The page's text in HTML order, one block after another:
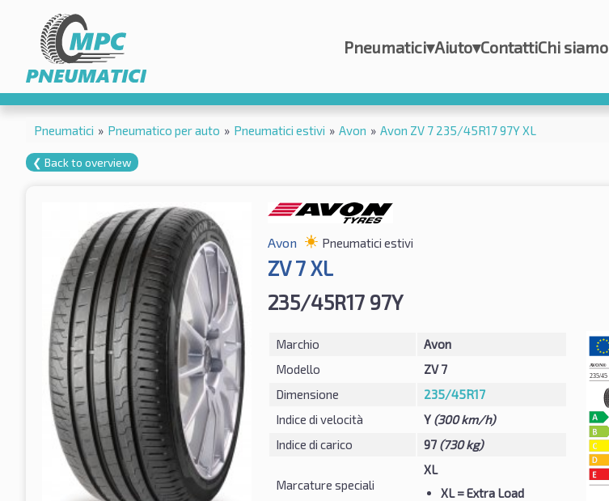
Pneumatici▾Aiuto▾ContattiChi siamo
Pneumatici » Pneumatico per auto » Pneumatici estivi » Avon » Avon ZV 7 235/45R17 97Y XL
❮ Back to overview
Avon Pneumatici estivi
ZV 7 XL
235/45R17 97Y
Marchio
Avon
Modello
ZV 7
Dimensione
235/45R17
Indice di velocità
Y (300 km/h)
Indice di carico
97 (730 kg)
Marcature speciali
XL
XL= Extra Load